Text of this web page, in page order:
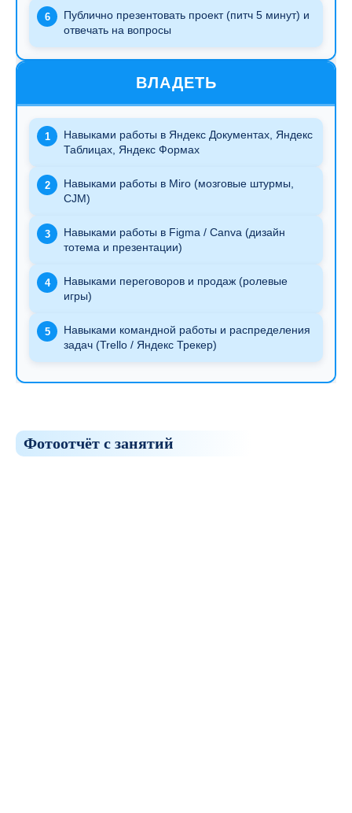
6
Публично презентовать проект (питч 5 минут) и
отвечать на вопросы
ВЛАДЕТЬ
1
Навыками работы в Яндекс Документах, Яндекс
Таблицах, Яндекс Формах
2
Навыками работы в Miro (мозговые штурмы,
CJM)
3
Навыками работы в Figma / Canva (дизайн
тотема и презентации)
4
Навыками переговоров и продаж (ролевые
игры)
5
Навыками командной работы и распределения
задач (Trello / Яндекс Трекер)
Фотоотчёт с занятий